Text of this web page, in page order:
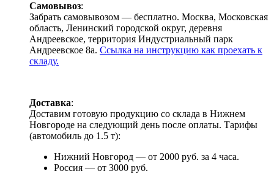
Самовывоз:
Забрать самовывозом — бесплатно. Москва, Московская
область, Ленинский городской округ, деревня
Андреевское, территория Индустриальный парк
Андреевское 8а. Ссылка на инструкцию как проехать к
складу.
Доставка:
Доставим готовую продукцию со склада в Нижнем
Новгороде на следующий день после оплаты. Тарифы
(автомобиль до 1.5 т):
Нижний Новгород — от 2000 руб. за 4 часа.
Россия — от 3000 руб.